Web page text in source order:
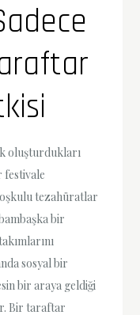
oluşturdukları
tezahüratlar
bir
sosyal bir
bir araya geldiği
Bir taraftar